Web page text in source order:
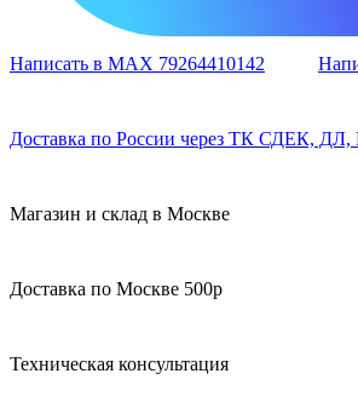
Написать в MAX 79264410142
Доставка по России через ТК СДЕК,
Магазин и склад в Москве
Доставка по Москве 500р
Техническая консультация